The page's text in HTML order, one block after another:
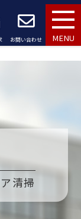
お問い合わせ MENU
清掃